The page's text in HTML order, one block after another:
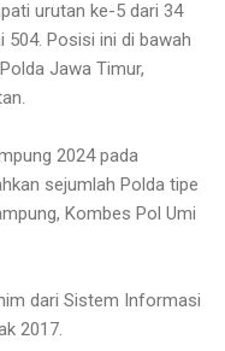
urutan ke-5 dari 34
504. Posisi ini di bawah
Jawa Timur,
2024 pada
sejumlah Polda tipe
Kombes Pol Umi
dari Sistem Informasi
2017.